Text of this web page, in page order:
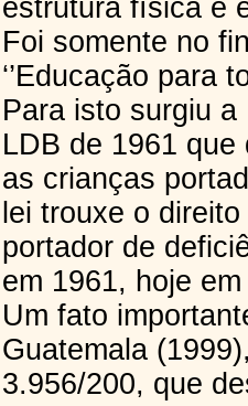
estrutura física e
Foi somente no
‘’Educação para
Para isto surgiu
LDB de 1961 que
as crianças
lei trouxe o
portador de
em 1961, hoje
Um fato
Guatemala
3.956/200, que